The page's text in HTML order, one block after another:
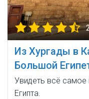
Из Хургады в
Большой
Увидеть всё самое
Египта.